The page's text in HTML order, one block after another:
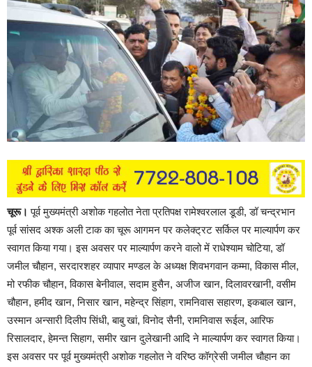
चूरू। पूर्व मुख्यमंत्री अशोक गहलोत नेता प्रतिपक्ष रामेश्वरलाल डूडी, डॉ चन्द्रभान
पूर्व सांसद अश्क अली टाक का चूरू आगमन पर कलेक्ट्रट सर्किल पर माल्यार्पण कर
स्वागत किया गया। इस अवसर पर माल्यार्पण करने वालो में राधेश्याम चोटिया, डॉ
जमील चौहान, सरदारशहर व्यापार मण्डल के अध्यक्ष शिवभगवान कम्मा, विकास मील,
मो रफीक चौहान, विकास बेनीवाल, सदाम हुसैन, अजीज खान, दिलावरखानी, वसीम
चौहान, हमीद खान, निसार खान, महेन्द्र सिंहाग, रामनिवास सहारण, इकबाल खान,
उस्मान अन्सारी दिलीप सिंधी, बाबु खां, विनोद सैनी, रामनिवास रूईल, आरिफ
रिसालदार, हेमन्त सिहाग, समीर खान दुलेखानी आदि ने माल्यार्पण कर स्वागत किया।
इस अवसर पर पूर्व मुख्यमंत्री अशोक गहलोत ने वरिष्ठ कॉग्रेसी जमील चौहान का